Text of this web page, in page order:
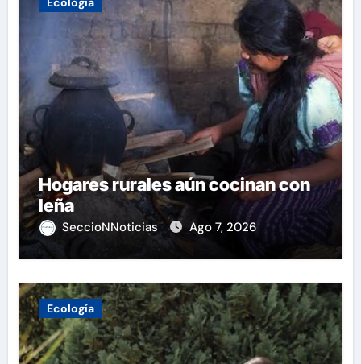
Hogares rurales aún cocinan con
leña
SeccioNNoticias Ago 7, 2026
Ecología